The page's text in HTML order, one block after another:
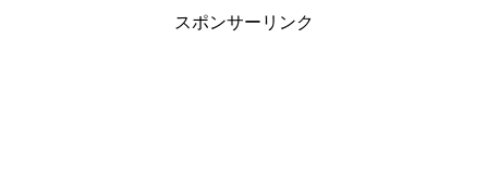
スポンサーリンク